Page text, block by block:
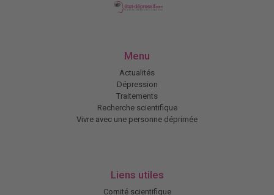
Menu
Actualités
Dépression
Traitements
Recherche scientifique
Vivre avec une personne déprimée
Liens utiles
Comité scientifique